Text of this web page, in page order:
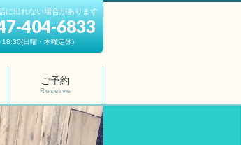
に出れない場合があります
404-6833
18:30(日曜・木曜定休)
ご予約
Reserve